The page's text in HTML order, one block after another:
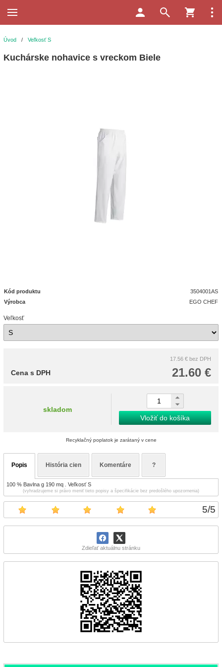
5/5
Zdieľať aktuálnu stránku
Úvod / Veľkosť S
Kuchárske nohavice s vreckom Biele
Kód produktu
3504001AS
Výrobca
EGO CHEF
Veľkosť
17.56 € bez DPH
21.60 €
Cena s DPH
skladom
Vložiť do košíka
Recyklačný poplatok je zarátaný v cene
Popis História cien Komentáre ?
100 % Bavlna g 190 mq . Veľkosť S
(vyhradzujeme si právo meniť tieto popisy a špecifikácie bez predošlého upozornenia)